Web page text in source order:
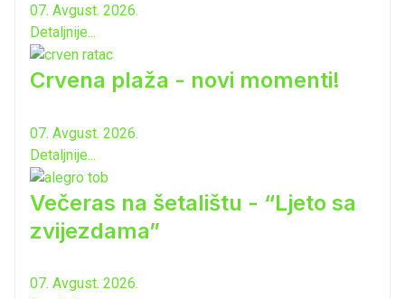
07. Avgust. 2026.
Detaljnije...
Crvena plaža - novi momenti!
07. Avgust. 2026.
Detaljnije...
Večeras na šetalištu - “Ljeto sa
zvijezdama”
07. Avgust. 2026.